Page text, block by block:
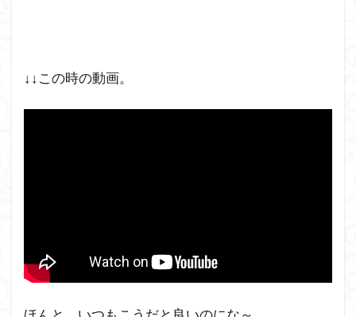
↓↓この時の動画。